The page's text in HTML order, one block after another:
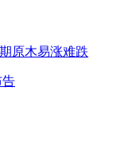
原木易涨难跌
告